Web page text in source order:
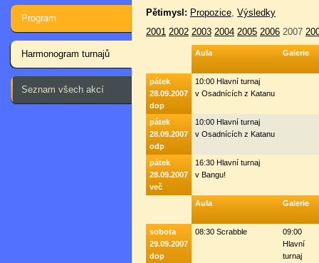
Program
Harmonogram turnajů
Seznam všech akcí
Pětimysl: Propozice, Výsledky
2001 2002 2003 2004 2005 2006 2007
Aula Galerie
pátek
28.09.2007
dop
10:00 Hlavní turnaj
v Osadnících z Katanu
pátek
28.09.2007
odp
10:00 Hlavní turnaj
v Osadnících z Katanu
pátek
28.09.2007
več
16:30 Hlavní turnaj
v Bangu!
Aula Galerie
sobota
29.09.2007
dop
08:30 Scrabble
09:00
Hlavní
turnaj